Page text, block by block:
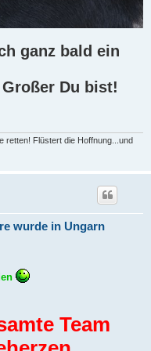
ganz bald ein
Du bist!
retten! Flüstert die Hoffnung...und
wurde in Ungarn
Team